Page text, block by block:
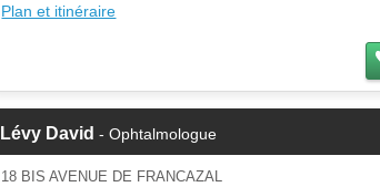
Plan et itinéraire
Lévy David - Ophtalmologue
18 BIS AVENUE DE FRANCAZAL